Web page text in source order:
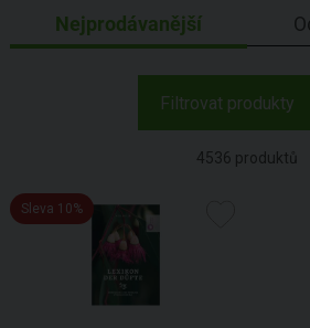
Nejprodávanější
Filtrovat produkty
4536 produktů
Sleva 10%